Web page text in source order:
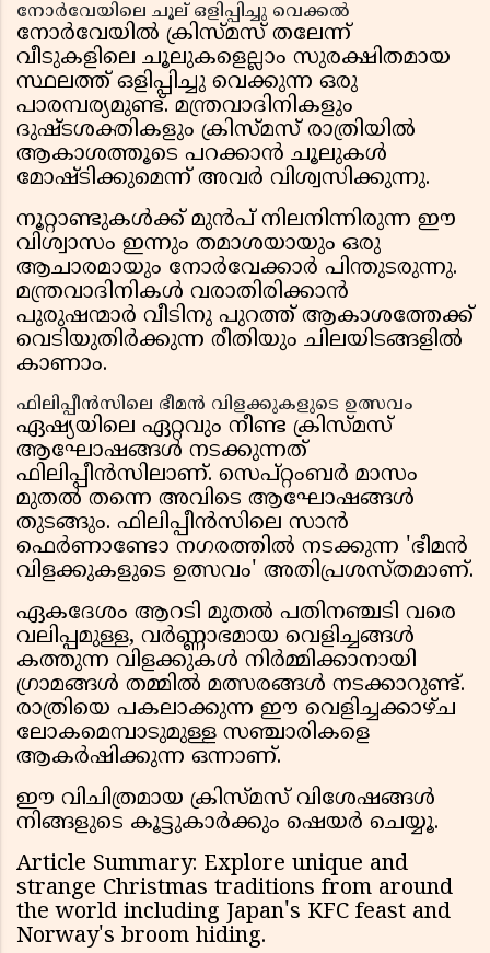
നോർവേയിലെ ചൂല് ഒളിപ്പിച്ചു വെക്കൽ
നോർവേയിൽ ക്രിസ്മസ് തലേന്ന്
വീടുകളിലെ ചൂലുകളെല്ലാം സുരക്ഷിതമായ
സ്ഥലത്ത് ഒളിപ്പിച്ചു വെക്കുന്ന ഒരു
പാരമ്പര്യമുണ്ട്. മന്ത്രവാദിനികളും
ദുഷ്ടശക്തികളും ക്രിസ്മസ് രാത്രിയിൽ
ആകാശത്തൂടെ പറക്കാൻ ചൂലുകൾ
മോഷ്ടിക്കുമെന്ന് അവർ വിശ്വസിക്കുന്നു.
നൂറ്റാണ്ടുകൾക്ക് മുൻപ് നിലനിന്നിരുന്ന ഈ
വിശ്വാസം ഇന്നും തമാശയായും ഒരു
ആചാരമായും നോർവേക്കാർ പിന്തുടരുന്നു.
മന്ത്രവാദിനികൾ വരാതിരിക്കാൻ
പുരുഷന്മാർ വീടിനു പുറത്ത് ആകാശത്തേക്ക്
വെടിയുതിർക്കുന്ന രീതിയും ചിലയിടങ്ങളിൽ
കാണാം.
ഫിലിപ്പീൻസിലെ ഭീമൻ വിളക്കുകളുടെ ഉത്സവം
ഏഷ്യയിലെ ഏറ്റവും നീണ്ട ക്രിസ്മസ്
ആഘോഷങ്ങൾ നടക്കുന്നത്
ഫിലിപ്പീൻസിലാണ്. സെപ്റ്റംബർ മാസം
മുതൽ തന്നെ അവിടെ ആഘോഷങ്ങൾ
തുടങ്ങും. ഫിലിപ്പീൻസിലെ സാൻ
ഫെർണാണ്ടോ നഗരത്തിൽ നടക്കുന്ന 'ഭീമൻ
വിളക്കുകളുടെ ഉത്സവം' അതിപ്രശസ്തമാണ്.
ഏകദേശം ആറടി മുതൽ പതിനഞ്ചടി വരെ
വലിപ്പമുള്ള, വർണ്ണാഭമായ വെളിച്ചങ്ങൾ
കത്തുന്ന വിളക്കുകൾ നിർമ്മിക്കാനായി
ഗ്രാമങ്ങൾ തമ്മിൽ മത്സരങ്ങൾ നടക്കാറുണ്ട്.
രാത്രിയെ പകലാക്കുന്ന ഈ വെളിച്ചക്കാഴ്ച
ലോകമെമ്പാടുമുള്ള സഞ്ചാരികളെ
ആകർഷിക്കുന്ന ഒന്നാണ്.
ഈ വിചിത്രമായ ക്രിസ്മസ് വിശേഷങ്ങൾ
നിങ്ങളുടെ കൂട്ടുകാർക്കും ഷെയർ ചെയ്യൂ.
Article Summary: Explore unique and
strange Christmas traditions from around
the world including Japan's KFC feast and
Norway's broom hiding.